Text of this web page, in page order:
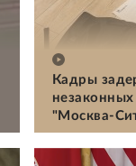
Кадры
"Москва-